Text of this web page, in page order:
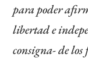
para poder
libertad e
consigna- de